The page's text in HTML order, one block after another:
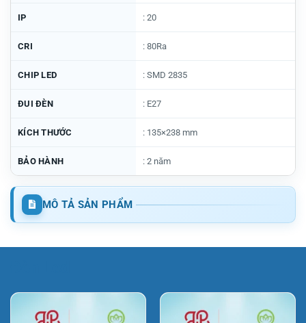
IP : 20
CRI : 80Ra
CHIP LED : SMD 2835
ĐUI ĐÈN : E27
KÍCH THƯỚC : 135×238 mm
BẢO HÀNH : 2 năm
MÔ TẢ SẢN PHẨM